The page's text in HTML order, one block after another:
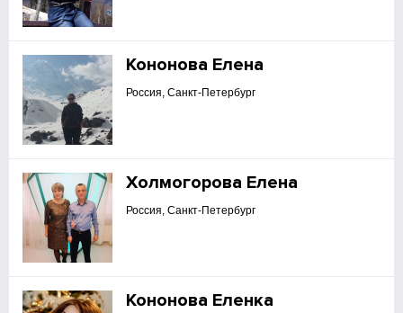
Кононова Елена
Россия, Санкт-Петербург
Холмогорова Елена
Россия, Санкт-Петербург
Кононова Еленка